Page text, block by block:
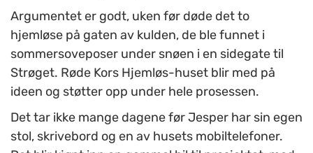
Argumentet er godt, uken før døde det to
hjemløse på gaten av kulden, de ble funnet i
sommersoveposer under snøen i en sidegate til
Strøget. Røde Kors Hjemløs-huset blir med på
ideen og støtter opp under hele prosessen.
Det tar ikke mange dagene før Jesper har sin egen
stol, skrivebord og en av husets mobiltelefoner.